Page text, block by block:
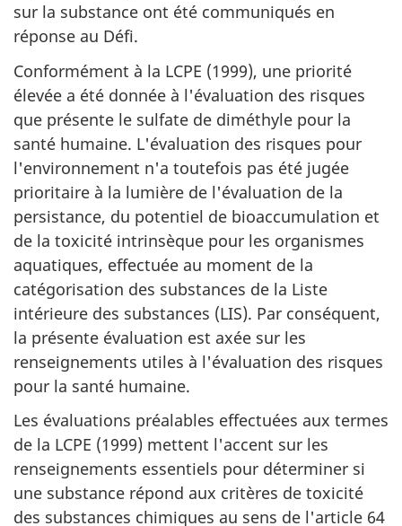
sur la substance ont été communiqués en
réponse au Défi.
Conformément à la LCPE (1999), une priorité
élevée a été donnée à l'évaluation des risques
que présente le sulfate de diméthyle pour la
santé humaine. L'évaluation des risques pour
l'environnement n'a toutefois pas été jugée
prioritaire à la lumière de l'évaluation de la
persistance, du potentiel de bioaccumulation et
de la toxicité intrinsèque pour les organismes
aquatiques, effectuée au moment de la
catégorisation des substances de la Liste
intérieure des substances (LIS). Par conséquent,
la présente évaluation est axée sur les
renseignements utiles à l'évaluation des risques
pour la santé humaine.
Les évaluations préalables effectuées aux termes
de la LCPE (1999) mettent l'accent sur les
renseignements essentiels pour déterminer si
une substance répond aux critères de toxicité
des substances chimiques au sens de l'article 64